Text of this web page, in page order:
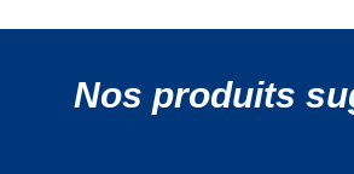
Nos produits